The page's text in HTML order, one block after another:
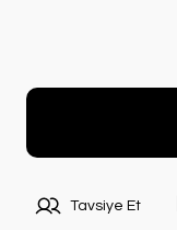
Tavsiye Et